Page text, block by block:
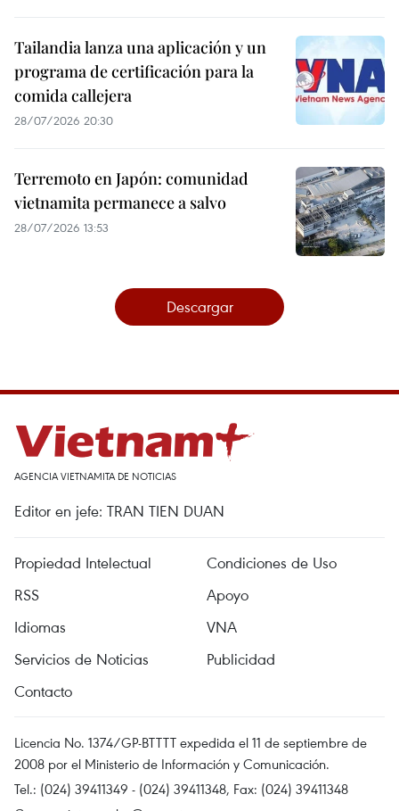
Tailandia lanza una aplicación y un
programa de certificación para la
comida callejera
28/07/2026 20:30
Terremoto en Japón: comunidad
vietnamita permanece a salvo
28/07/2026 13:53
Descargar
AGENCIA VIETNAMITA DE NOTICIAS
Editor en jefe: TRAN TIEN DUAN
Propiedad Intelectual
Condiciones de Uso
RSS
Apoyo
Idiomas
VNA
Servicios de Noticias
Publicidad
Contacto
Licencia No. 1374/GP-BTTTT expedida el 11 de septiembre de
2008 por el Ministerio de Información y Comunicación.
Tel.: (024) 39411349 - (024) 39411348, Fax: (024) 39411348